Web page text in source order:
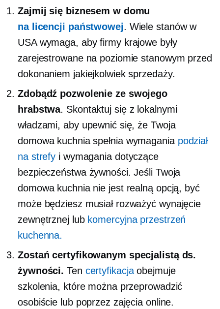
Zajmij się biznesem w domu
na licencji państwowej. Wiele stanów w
USA wymaga, aby firmy krajowe były
zarejestrowane na poziomie stanowym przed
dokonaniem jakiejkolwiek sprzedaży.
Zdobądź pozwolenie ze swojego
hrabstwa. Skontaktuj się z lokalnymi
władzami, aby upewnić się, że Twoja
domowa kuchnia spełnia wymagania podział
na strefy i wymagania dotyczące
bezpieczeństwa żywności. Jeśli Twoja
domowa kuchnia nie jest realną opcją, być
może będziesz musiał rozważyć wynajęcie
zewnętrznej lub komercyjna przestrzeń
kuchenna.
Zostań certyfikowanym specjalistą ds.
żywności. Ten certyfikacjaobejmuje
szkolenia, które można przeprowadzić
osobiście lub poprzez zajęcia online.